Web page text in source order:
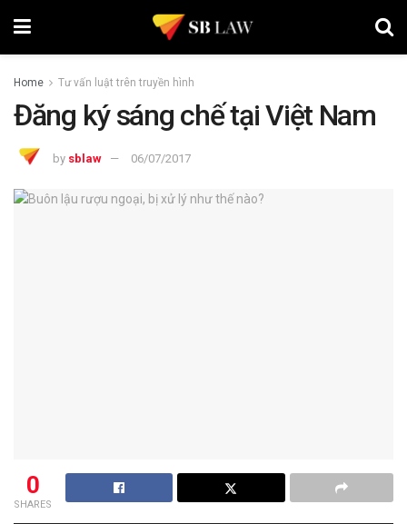
Home Tư vấn luật trên truyền hình
Đăng ký sáng chế tại Việt Nam
by sblaw 06/07/2017
0
SHARES